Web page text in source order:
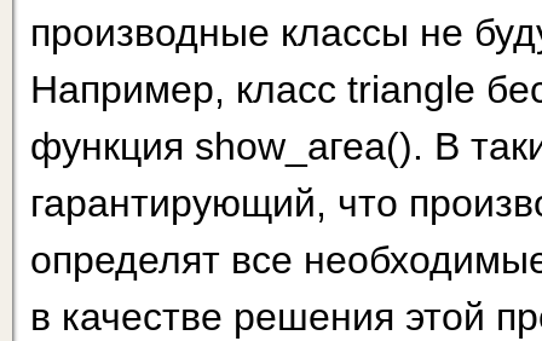
производные классы не
Например, класс triangle
функция show_агеа(). В
гарантирующий, что
определят все
в качестве решения этой